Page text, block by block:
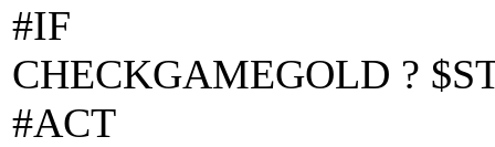
#IF
CHECKGAMEGOLD ?
#ACT